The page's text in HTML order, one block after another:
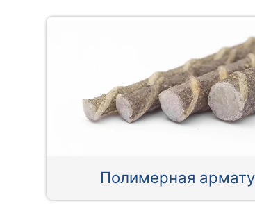
Полимерная